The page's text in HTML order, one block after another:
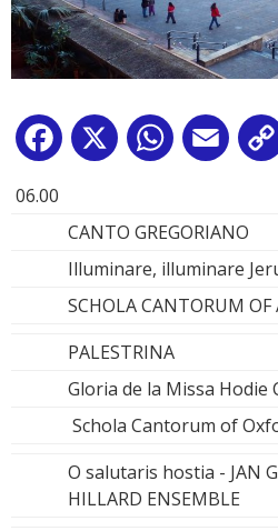
Facebook
X WhatsApp
Email
06.00
CANTO GREGORIANO
Illuminare, illuminare
SCHOLA CANTORUM OF
PALESTRINA
Gloria de la Missa
Schola Cantorum of
O salutaris hostia - JAN
HILLARD ENSEMBLE